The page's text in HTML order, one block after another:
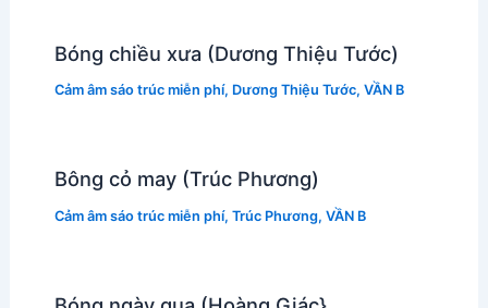
Bóng chiều xưa (Dương Thiệu Tước)
Cảm âm sáo trúc miễn phí, Dương Thiệu Tước, VẦN B
Bông cỏ may (Trúc Phương)
Cảm âm sáo trúc miễn phí, Trúc Phương, VẦN B